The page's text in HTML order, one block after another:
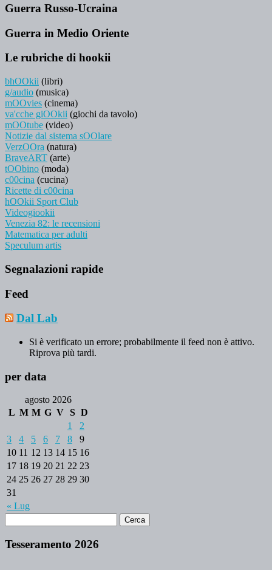
Guerra Russo-Ucraina
Guerra in Medio Oriente
Le rubriche di hookii
bhOOkii (libri)
g/audio (musica)
mOOvies (cinema)
va'cche giOOkii (giochi da tavolo)
mOOtube (video)
Notizie dal sistema sOOlare
VerzOOra (natura)
BraveART (arte)
tOObino (moda)
c00cina (cucina)
Ricette di c00cina
hOOkii Sport Club
Videogiookii
Venezia 82: le recensioni
Matematica per adulti
Speculum artis
Segnalazioni rapide
Feed
Dal Lab
Si è verificato un errore; probabilmente il feed non è attivo.
Riprova più tardi.
per data
agosto 2026
L M M G V S D
« Lug
1
2
3
4 5 6 7 8
9
10 11 12 13 14 15 16
17 18 19 20 21 22 23
24 25 26 27 28 29 30
31
Tesseramento 2026